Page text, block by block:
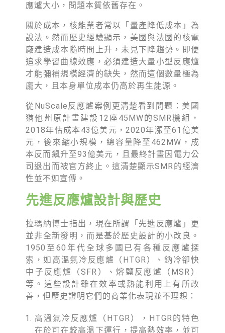
應爐大小，問題本質依舊存在。
關於成本，核能業者常以「量產降低成本」為
說法。然而歷史經驗顯示，美國與法國的核電
廠建造成本隨時間上升，未見下降趨勢。即便
追求學習曲線效應，必須建造大量小型反應爐
才能彌補規模經濟的缺失，然而這個數量極為
龐大，且本身單位成本仍高於再生能源。
從NuScale反應爐案例更清楚看到問題：美國
猶他州原計畫建設12座45MW的SMR機組，
2018年估成本43億美元，2020年漲至61億美
元，後來縮小規模，總容量降至462MW，成
本反而飆升至93億美元，且最終計畫因電力公
司退出而被官方終止。這清楚顯示SMR的經濟
性並不如宣傳。
先進反應爐設計與歷史
拉瑪納博士指出，現在所謂「先進反應爐」更
並非全新發明，而是基於歷史設計的小改良。
1950至60年代全球多國已有各種反應爐探
索，如高溫氣冷反應爐（HTGR）、鈉冷卻快
中子反應爐（SFR）、熔鹽反應爐（MSR）
等。這些設計雖在效率或熱能利用上有所改
善，但歷史證明它們的商業化表現並不理想：
高溫氣冷反應爐（HTGR），HTGR的特色
在於可在較高溫下運行，提高熱效率，並可